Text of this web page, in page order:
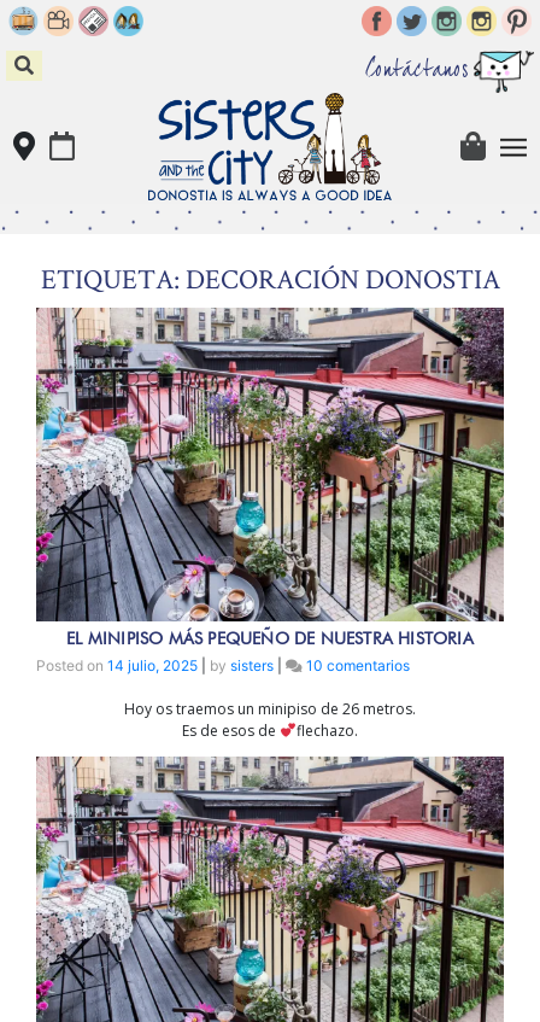
Skip
to
content
Contáctanos
ETIQUETA: DECORACIÓN DONOSTIA
EL MINIPISO MÁS PEQUEÑO DE NUESTRA HISTORIA
Posted on 14 julio, 2025 by sisters 10 comentariosen
minipiso
de
nuestra
historia
Hoy os traemos un minipiso de 26 metros.
Es de esos de
flechazo.